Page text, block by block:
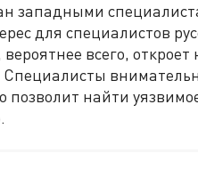
западными
для специалистов
всего,
позволит найти